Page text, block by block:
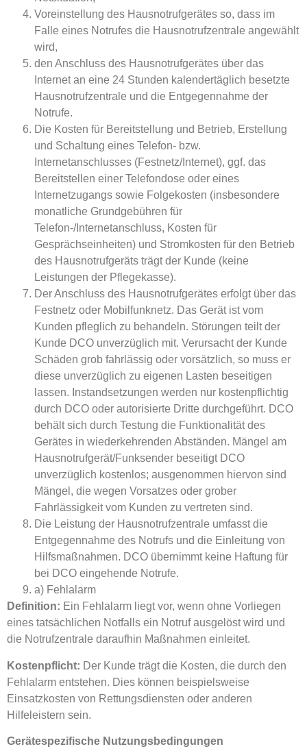
Voreinstellung des Hausnotrufgerätes so, dass im
Falle eines Notrufes die Hausnotrufzentrale angewählt
wird,
den Anschluss des Hausnotrufgerätes über das
Internet an eine 24 Stunden kalendertäglich besetzte
Hausnotrufzentrale und die Entgegennahme der
Notrufe.
Die Kosten für Bereitstellung und Betrieb, Erstellung
und Schaltung eines Telefon- bzw.
Internetanschlusses (Festnetz/Internet), ggf. das
Bereitstellen einer Telefondose oder eines
Internetzugangs sowie Folgekosten (insbesondere
monatliche Grundgebühren für
Telefon-/Internetanschluss, Kosten für
Gesprächseinheiten) und Stromkosten für den Betrieb
des Hausnotrufgeräts trägt der Kunde (keine
Leistungen der Pflegekasse).
Der Anschluss des Hausnotrufgerätes erfolgt über das
Festnetz oder Mobilfunknetz. Das Gerät ist vom
Kunden pfleglich zu behandeln. Störungen teilt der
Kunde DCO unverzüglich mit. Verursacht der Kunde
Schäden grob fahrlässig oder vorsätzlich, so muss er
diese unverzüglich zu eigenen Lasten beseitigen
lassen. Instandsetzungen werden nur kostenpflichtig
durch DCO oder autorisierte Dritte durchgeführt. DCO
behält sich durch Testung die Funktionalität des
Gerätes in wiederkehrenden Abständen. Mängel am
Hausnotrufgerät/Funksender beseitigt DCO
unverzüglich kostenlos; ausgenommen hiervon sind
Mängel, die wegen Vorsatzes oder grober
Fahrlässigkeit vom Kunden zu vertreten sind.
Die Leistung der Hausnotrufzentrale umfasst die
Entgegennahme des Notrufs und die Einleitung von
Hilfsmaßnahmen. DCO übernimmt keine Haftung für
bei DCO eingehende Notrufe.
a) Fehlalarm
Definition: Ein Fehlalarm liegt vor, wenn ohne Vorliegen
eines tatsächlichen Notfalls ein Notruf ausgelöst wird und
die Notrufzentrale daraufhin Maßnahmen einleitet.
Kostenpflicht: Der Kunde trägt die Kosten, die durch den
Fehlalarm entstehen. Dies können beispielsweise
Einsatzkosten von Rettungsdiensten oder anderen
Hilfeleistern sein.
Gerätespezifische Nutzungsbedingungen